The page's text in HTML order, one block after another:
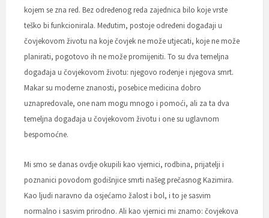
kojem se zna red. Bez određenog reda zajednica bilo koje vrste
teško bi funkcionirala. Međutim, postoje određeni događaji u
čovjekovom životu na koje čovjek ne može utjecati, koje ne može
planirati, pogotovo ih ne može promijeniti. To su dva temeljna
događaja u čovjekovom životu: njegovo rođenje i njegova smrt.
Makar su moderne znanosti, posebice medicina dobro
uznapredovale, one nam mogu mnogo i pomoći, ali za ta dva
temeljna događaja u čovjekovom životu i one su uglavnom
bespomoćne.
Mi smo se danas ovdje okupili kao vjernici, rodbina, prijatelji i
poznanici povodom godišnjice smrti našeg prečasnog Kazimira.
Kao ljudi naravno da osjećamo žalost i bol, i to je sasvim
normalno i sasvim prirodno. Ali kao vjernici mi znamo: čovjekova